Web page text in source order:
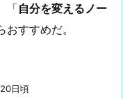
「自分を変えるノー
すすめだ。
日頃